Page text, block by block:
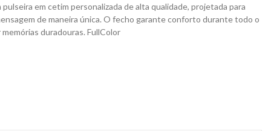
em cetim personalizada de alta qualidade, projetada para
de maneira única. O fecho garante conforto durante todo o
duradouras. FullColor